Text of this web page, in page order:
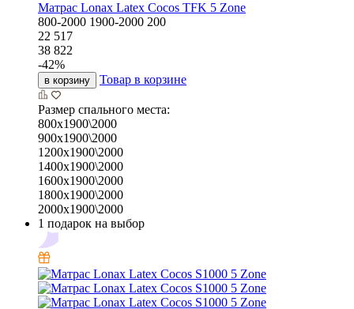
Матрас Lonax Latex Cocos TFK 5 Zone
800-2000 1900-2000 200
22 517
38 822
-42%
в корзину Товар в корзине
Размер спального места:
800х1900\2000
900х1900\2000
1200х1900\2000
1400х1900\2000
1600х1900\2000
1800х1900\2000
2000х1900\2000
1 подарок на выбор